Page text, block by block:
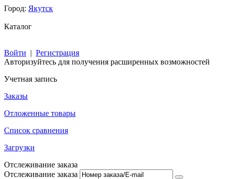
Город: Якутск
Каталог
Войти | Регистрация
Авторизуйтесь для получения расширенных возможностей
Учетная запись
Заказы
Отложенные товары
Список сравнения
Загрузки
Отслеживание заказа
Отслеживание заказа